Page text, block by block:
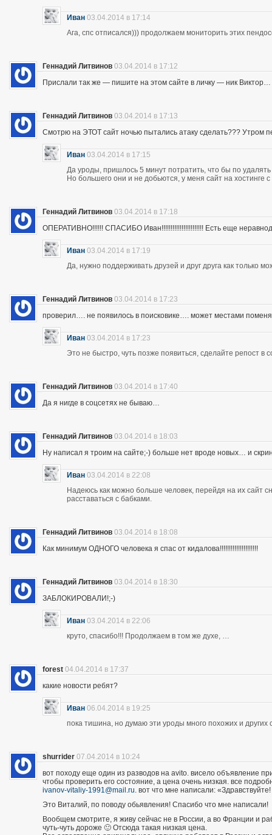
Иван 03.04.2014 в 17:14
Ага, спс отписался))) продолжаем мониторить этих
Геннадий Литвинов 03.04.2014 в 17:12
Прислали так же — пишите на этом сайте в личку — ник Виктор…
Геннадий Литвинов 03.04.2014 в 17:13
Смотрю на ЭТОТ сайт ночью пытались атаку сделать??? Утром
Иван 03.04.2014 в 17:15
Да уроды, пришлось 5 минут потратить, что бы по
Но большего они и не добьются, у меня сайт на хостинге
Геннадий Литвинов 03.04.2014 в 17:18
ОПЕРАТИВНО!!!!!! СПАСИБО Иван!!!!!!!!!!!!!!!!!!!!!!! Есть еще
Иван 03.04.2014 в 17:19
Да, нужно поддерживать друзей и друг друга как только
Геннадий Литвинов 03.04.2014 в 17:23
проверил…. не появилось в поисковике…. может местами
Иван 03.04.2014 в 17:23
Это не быстро, чуть позже появиться, сделайте репост в
Геннадий Литвинов 03.04.2014 в 17:40
Да я нигде в соцсетях не бываю…
Геннадий Литвинов 03.04.2014 в 18:03
Ну написал я троим на сайте;-) больше нет вроде новых… и
Иван 03.04.2014 в 22:08
Надеюсь как можно больше человек, перейдя на их сайт
расставаться с бабками.
Геннадий Литвинов 03.04.2014 в 18:08
Как минимум ОДНОГО человека я спас от кидалова!!!!!!!!!!!!!!!!!!!!!
Геннадий Литвинов 03.04.2014 в 18:30
ЗАБЛОКИРОВАЛИ!;-)
Иван 03.04.2014 в 22:06
круто, спасибо!!! Продолжаем в том же духе, …
forest 04.04.2014 в 17:37
какие новости ребят?
Иван 06.04.2014 в 19:25
пока тишина, но думаю эти уроды много похожих и
shurrider 07.04.2014 в 10:24
вот походу еще один из разводов на avito. висело объявление
чтобы проверить его состояние, а цена очень низкая. все
ivanov-vitaliy-1991@mail.ru. вот что мне написали: «Здравствуйте!
Это Виталий, по поводу обьявления! Спасибо что мне написали!
Вообщем смотрите, я живу сейчас не в России, а во Франции и
чуть-чуть дороже 🙂 Отсюда такая низкая цена.